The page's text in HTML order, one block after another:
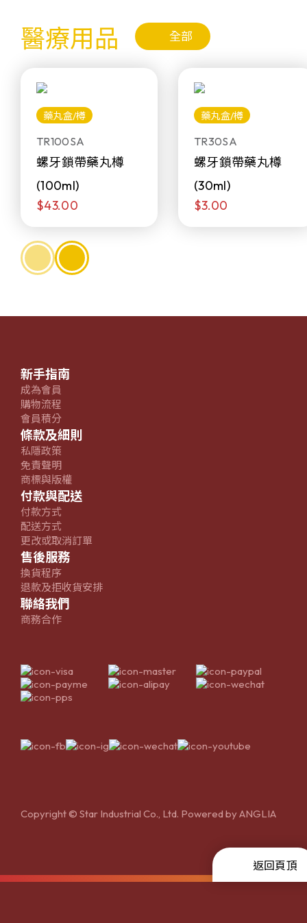
醫療用品 全部
藥丸盒/樽
TR100SA
螺牙鎖帶藥丸樽
(100ml)
$43.00
藥丸盒/樽
TR30SA
螺牙鎖帶藥丸樽
(30ml)
$3.00
新手指南
成為會員
購物流程
會員積分
條款及細則
私隱政策
免責聲明
商標與版權
付款與配送
付款方式
配送方式
更改或取消訂單
售後服務
換貨程序
退款及拒收貨安排
聯絡我們
商務合作
Copyright © Star Industrial Co., Ltd. Powered byANGLIA
返回頁頂